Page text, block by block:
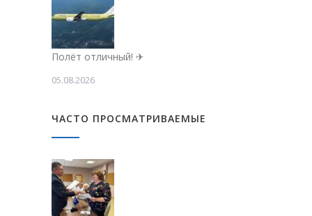
Полёт отличный! ✈
05.08.2026
ЧАСТО ПРОСМАТРИВАЕМЫЕ